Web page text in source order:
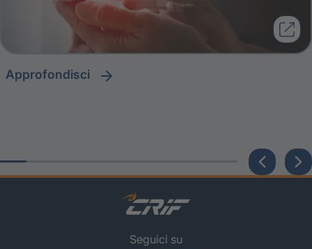
approfondisci
Seguici su